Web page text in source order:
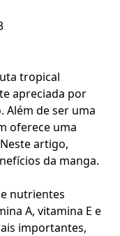
tropical
apreciada por
Além de ser uma
oferece uma
artigo,
da manga.
nutrientes
A, vitamina E e
importantes,